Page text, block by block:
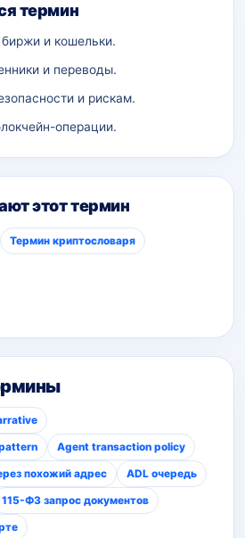
термин
и кошельки.
и переводы.
и рискам.
операции.
этот термин
Термин криптословаря
Agent transaction policy
похожий адрес ADL очередь
115-ФЗ запрос документов